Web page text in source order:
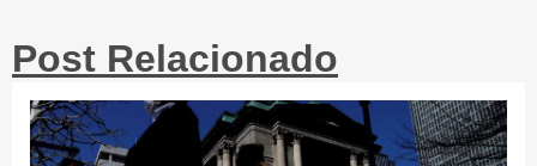
Post Relacionado